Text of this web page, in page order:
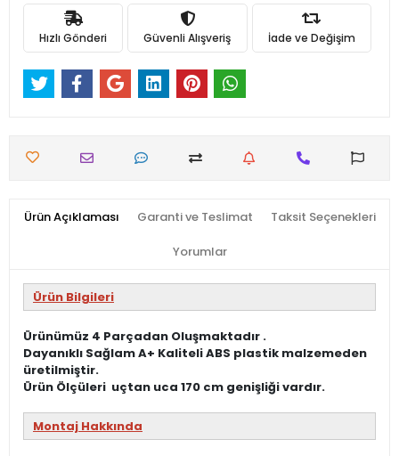
Hızlı Gönderi Güvenli Alışveriş İade ve Değişim
Ürün Açıklaması Garanti ve Teslimat Taksit Seçenekleri
Yorumlar
Ürün Bilgileri
Ürünümüz 4 Parçadan Oluşmaktadır .
Dayanıklı Sağlam A+ Kaliteli ABS plastik malzemeden
üretilmiştir.
Ürün Ölçüleri uçtan uca 170 cm genişliği vardır.
Montaj Hakkında